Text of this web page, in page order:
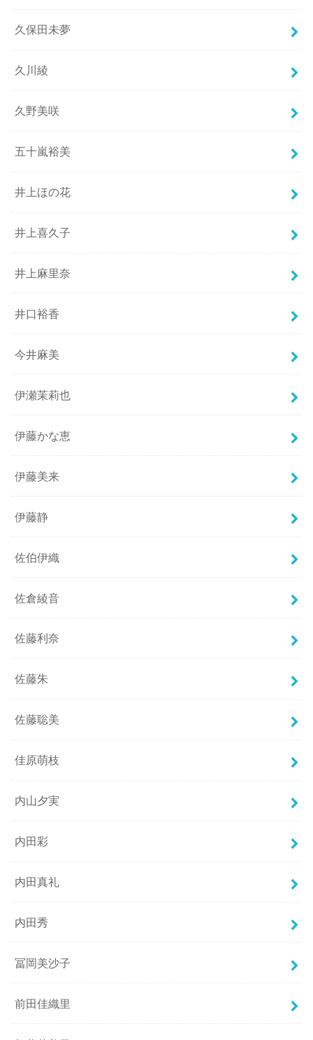
久保田未夢
久川綾
久野美咲
五十嵐裕美
井上ほの花
井上喜久子
井上麻里奈
井口裕香
今井麻美
伊瀬茉莉也
伊藤かな恵
伊藤美来
伊藤静
佐伯伊織
佐倉綾音
佐藤利奈
佐藤朱
佐藤聡美
佳原萌枝
内山夕実
内田彩
内田真礼
内田秀
冨岡美沙子
前田佳織里